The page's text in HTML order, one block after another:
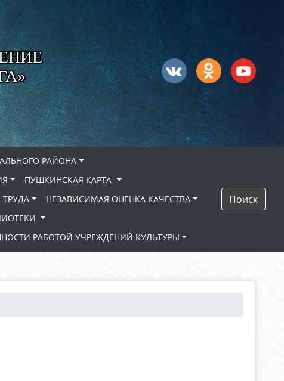
РАЙОНА
ПУШКИНСКАЯ КАРТА
НЕЗАВИСИМАЯ ОЦЕНКА КАЧЕСТВА
РАБОТОЙ УЧРЕЖДЕНИЙ КУЛЬТУРЫ
Поиск